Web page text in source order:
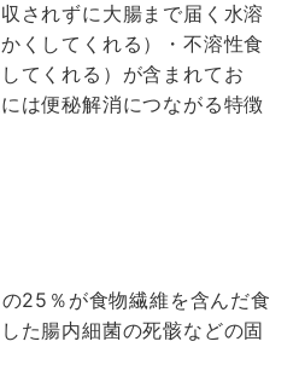
されずに大腸まで届く水溶
くしてくれる）・不溶性食
てくれる）が含まれてお
は便秘解消につながる特徴
25％が食物繊維を含んだ食
た腸内細菌の死骸などの固